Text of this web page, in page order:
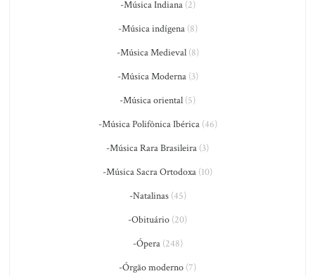
-Música Indiana(2)
-Música indígena(8)
-Música Medieval(8)
-Música Moderna(3)
-Música oriental (5)
-Música Polifônica Ibérica(46)
-Música Rara Brasileira (3)
-Música Sacra Ortodoxa (10)
-Natalinas(45)
-Obituário (20)
-Ópera(248)
-Órgão moderno (7)